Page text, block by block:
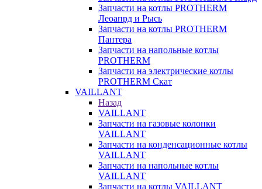
Запчасти на котлы PROTHERM
Леоапрд и Рысь
Запчасти на котлы PROTHERM
Пантера
Запчасти на напольные котлы
PROTHERM
Запчасти на электрические котлы
PROTHERM Скат
VAILLANT
Назад
VAILLANT
Запчасти на газовые колонки
VAILLANT
Запчасти на конденсационные котлы
VAILLANT
Запчасти на напольные котлы
VAILLANT
Запчасти на котлы VAILLANT